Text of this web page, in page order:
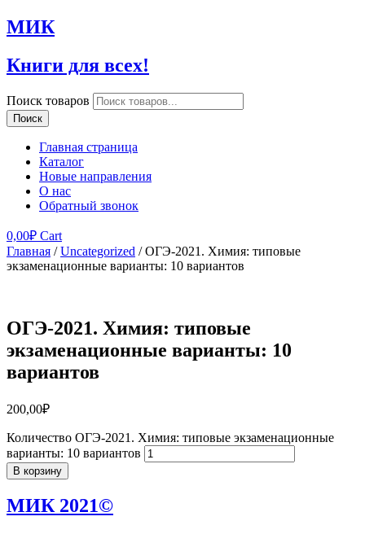
МИК
Книги для всех!
Поиск товаров
Поиск
Главная страница
Каталог
Новые направления
О нас
Обратный звонок
0,00₽ Cart
Главная /Uncategorized / ОГЭ-2021. Химия: типовые
экзаменационные варианты: 10 вариантов
ОГЭ-2021. Химия: типовые
экзаменационные варианты: 10
вариантов
200,00₽
Количество ОГЭ-2021. Химия: типовые экзаменационные
варианты: 10 вариантов
В корзину
МИК 2021©